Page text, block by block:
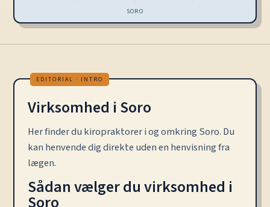
SORO
Virksomhed i Soro
Her finder du kiropraktorer i og omkring Soro. Du
kan henvende dig direkte uden en henvisning fra
lægen.
Sådan vælger du virksomhed i
Soro